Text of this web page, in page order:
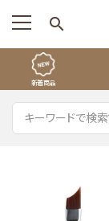
search
新着商品